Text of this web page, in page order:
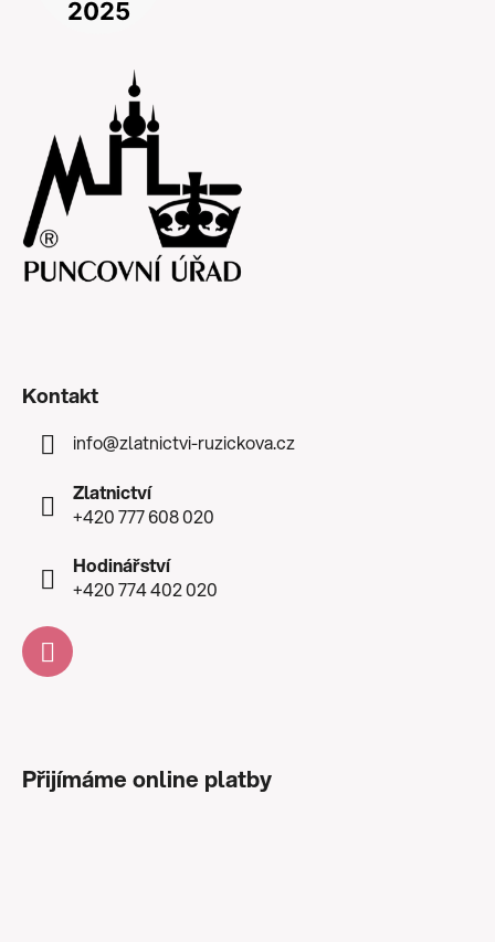
Kontakt
info@zlatnictvi-ruzickova.cz
Zlatnictví
+420 777 608 020
Hodinářství
+420 774 402 020
Přijímáme online platby